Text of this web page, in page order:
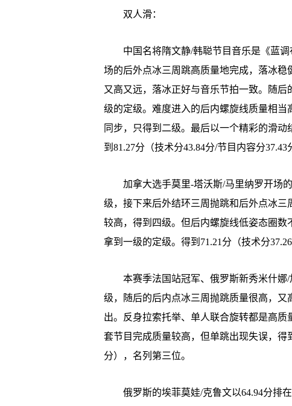
双人滑：
中国名将隋文静/韩聪节目音乐是《蓝调
场的后外点冰三周跳高质量地完成，落冰
又高又远，落冰正好与音乐节拍一致。随
级的定级。难度进入的后内螺旋线质量相
同步，只得到二级。最后以一个精彩的滑
到81.27分（技术分43.84分/节目内容分
加拿大选手莫里-塔沃斯/马里纳罗开场的
级，接下来后外结环三周抛跳和后外点冰
较高，得到四级。但后内螺旋线低姿态圈
拿到一级的定级。得到71.21分（技术分
本赛季法国站冠军、俄罗斯新秀米什娜/
级，随后的后内点冰三周抛跳质量很高，
出。反身拉索托举、单人联合旋转都是高
套节目完成质量较高，但单跳出现失误，得
分），名列第三位。
俄罗斯的埃菲莫娃/克鲁文以64.94分排在